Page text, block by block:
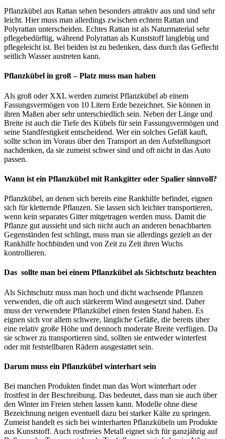
Pflanzkübel aus Rattan sehen besonders attraktiv aus und sind sehr
leicht. Hier muss man allerdings zwischen echtem Rattan und
Polyrattan unterscheiden. Echtes Rattan ist als Naturmaterial sehr
pflegebedürftig, während Polyrattan als Kunststoff langlebig und
pflegeleicht ist. Bei beiden ist zu bedenken, dass durch das Geflecht
seitlich Wasser austreten kann.
Pflanzkübel in groß – Platz muss man haben
Als groß oder XXL werden zumeist Pflanzkübel ab einem
Fassungsvermögen von 10 Litern Erde bezeichnet. Sie können in
ihren Maßen aber sehr unterschiedlich sein. Neben der Länge und
Breite ist auch die Tiefe des Kübels für sein Fassungsvermögen und
seine Standfestigkeit entscheidend. Wer ein solches Gefäß kauft,
sollte schon im Voraus über den Transport an den Aufstellungsort
nachdenken, da sie zumeist schwer sind und oft nicht in das Auto
passen.
Wann ist ein Pflanzkübel mit Rankgitter oder Spalier sinnvoll?
Pflanzkübel, an denen sich bereits eine Rankhilfe befindet, eignen
sich für kletternde Pflanzen. Sie lassen sich leichter transportieren,
wenn kein separates Gitter mitgetragen werden muss. Damit die
Pflanze gut aussieht und sich nicht auch an anderen benachbarten
Gegenständen fest schlingt, muss man sie allerdings gezielt an der
Rankhilfe hochbinden und von Zeit zu Zeit ihren Wuchs
kontrollieren.
Das sollte man bei einem Pflanzkübel als Sichtschutz beachten
Als Sichtschutz muss man hoch und dicht wachsende Pflanzen
verwenden, die oft auch stärkerem Wind ausgesetzt sind. Daher
muss der verwendete Pflanzkübel einen festen Stand haben. Es
eignen sich vor allem schwere, längliche Gefäße, die bereits über
eine relativ große Höhe und dennoch moderate Breite verfügen. Da
sie schwer zu transportieren sind, sollten sie entweder winterfest
oder mit feststellbaren Rädern ausgestattet sein.
Darum muss ein Pflanzkübel winterhart sein
Bei manchen Produkten findet man das Wort winterhart oder
frostfest in der Beschreibung. Das bedeutet, dass man sie auch über
den Winter im Freien stehen lassen kann. Modelle ohne diese
Bezeichnung neigen eventuell dazu bei starker Kälte zu springen.
Zumeist handelt es sich bei winterharten Pflanzkübeln um Produkte
aus Kunststoff. Auch rostfreies Metall eignet sich für ganzjährig auf